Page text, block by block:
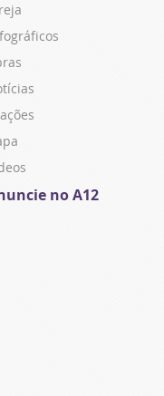
no A12